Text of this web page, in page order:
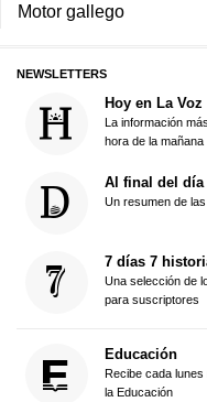
Motor gallego
NEWSLETTERS
Hoy en La Voz
La información
hora de la mañana
Al final del día
Un resumen de
7 días 7
Una selección de
para suscriptores
Educación
Recibe cada lunes
la Educación